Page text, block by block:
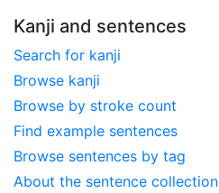
Kanji and sentences
Search for kanji
Browse kanji
Browse by stroke count
Find example sentences
Browse sentences by tag
About the sentence collection